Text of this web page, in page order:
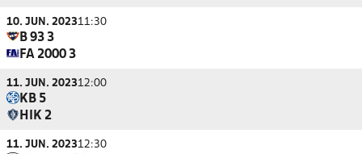
10. JUN. 202311:30
B 93 3
FA 2000 3
11. JUN. 202312:00
KB 5
HIK 2
11. JUN. 202312:30